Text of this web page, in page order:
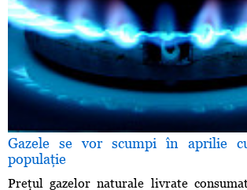
Gazele se vor scumpi în aprilie
populaţie
Preţul gazelor naturale livrate